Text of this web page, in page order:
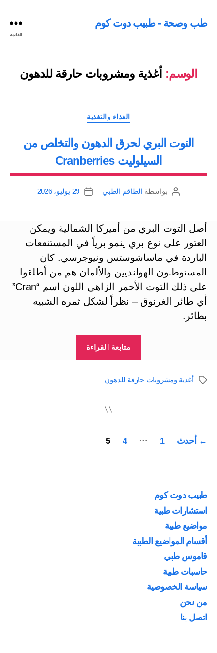
طب وصحة - طبيب دوت كوم
القائمة
الوسم: أغذية ومشروبات حارقة للدهون
التصنيفات
الغذاء والتغذية
التوت البري لحرق الدهون والتخلص من
السيلوليت Cranberries
كاتببواسطة الطاقم الطبي
تاريخ
29 يوليو، 2026
أصل التوت البري من أميركا الشمالية ويمكن
العثور على نوع بري ينمو برياً في المستنقعات
الباردة في ماساشوستس ونيوجرسي. كان
المستوطنون الهولنديين والألمان هم من أطلقوا
على ذلك التوت الأحمر الزاهي اللون اسم “Cran”
أي طائر الغرنوق – نظراً لشكل ثمره الشبيه
بطائر.
متابعة القراءة
الوسومأغذية ومشروبات حارقة للدهون
تعدد
المقالات
← أحدث 1
…
4
5
طبيب دوت كوم
استشارات طبية
مواضيع طبية
أقسام المواضيع الطبية
قاموس طبي
حاسبات طبية
سياسة الخصوصية
من نحن
اتصل بنا